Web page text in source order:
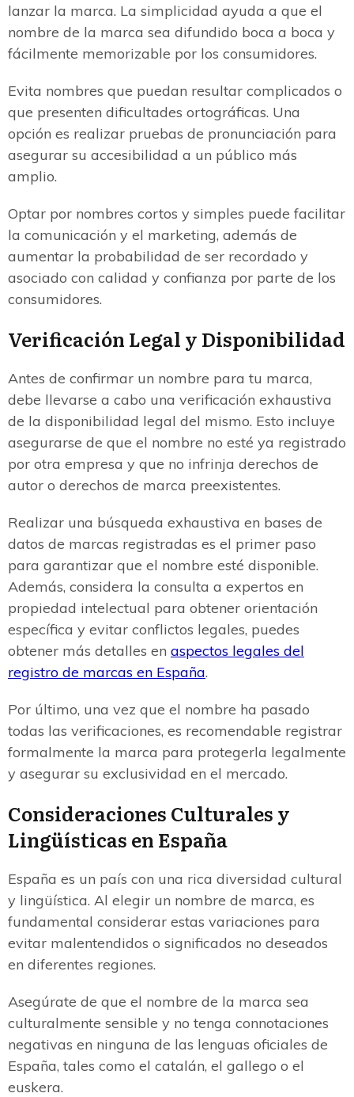
lanzar la marca. La simplicidad ayuda a que el
nombre de la marca sea difundido boca a boca y
fácilmente memorizable por los consumidores.
Evita nombres que puedan resultar complicados o
que presenten dificultades ortográficas. Una
opción es realizar pruebas de pronunciación para
asegurar su accesibilidad a un público más
amplio.
Optar por nombres cortos y simples puede facilitar
la comunicación y el marketing, además de
aumentar la probabilidad de ser recordado y
asociado con calidad y confianza por parte de los
consumidores.
Verificación Legal y Disponibilidad
Antes de confirmar un nombre para tu marca,
debe llevarse a cabo una verificación exhaustiva
de la disponibilidad legal del mismo. Esto incluye
asegurarse de que el nombre no esté ya registrado
por otra empresa y que no infrinja derechos de
autor o derechos de marca preexistentes.
Realizar una búsqueda exhaustiva en bases de
datos de marcas registradas es el primer paso
para garantizar que el nombre esté disponible.
Además, considera la consulta a expertos en
propiedad intelectual para obtener orientación
específica y evitar conflictos legales, puedes
obtener más detalles en aspectos legales del
registro de marcas en España.
Por último, una vez que el nombre ha pasado
todas las verificaciones, es recomendable registrar
formalmente la marca para protegerla legalmente
y asegurar su exclusividad en el mercado.
Consideraciones Culturales y
Lingüísticas en España
España es un país con una rica diversidad cultural
y lingüística. Al elegir un nombre de marca, es
fundamental considerar estas variaciones para
evitar malentendidos o significados no deseados
en diferentes regiones.
Asegúrate de que el nombre de la marca sea
culturalmente sensible y no tenga connotaciones
negativas en ninguna de las lenguas oficiales de
España, tales como el catalán, el gallego o el
euskera.